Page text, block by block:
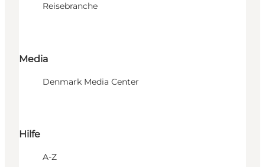
Reisebranche
Media
Denmark Media Center
Hilfe
A-Z